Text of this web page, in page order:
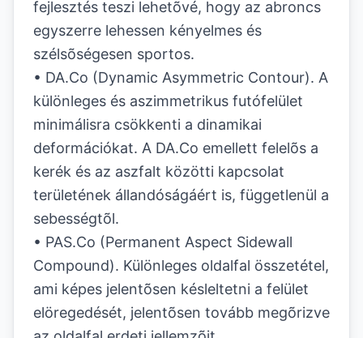
fejlesztés teszi lehetõvé, hogy az abroncs
egyszerre lehessen kényelmes és
szélsõségesen sportos.
• DA.Co (Dynamic Asymmetric Contour). A
különleges és aszimmetrikus futófelület
minimálisra csökkenti a dinamikai
deformációkat. A DA.Co emellett felelõs a
kerék és az aszfalt közötti kapcsolat
területének állandóságáért is, függetlenül a
sebességtõl.
• PAS.Co (Permanent Aspect Sidewall
Compound). Különleges oldalfal összetétel,
ami képes jelentõsen késleltetni a felület
elöregedését, jelentõsen tovább megõrizve